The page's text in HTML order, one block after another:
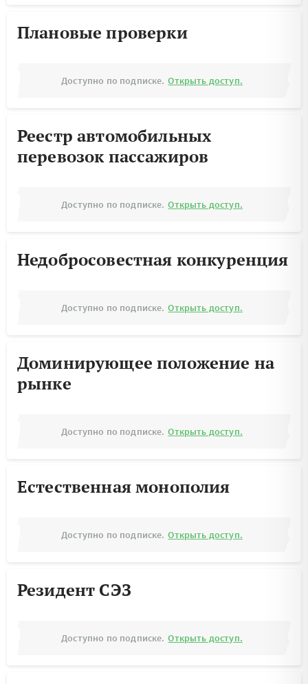
Плановые проверки
Доступно по подписке. Открыть доступ.
Реестр автомобильных
перевозок пассажиров
Доступно по подписке. Открыть доступ.
Недобросовестная конкуренция
Доступно по подписке. Открыть доступ.
Доминирующее положение на
рынке
Доступно по подписке. Открыть доступ.
Естественная монополия
Доступно по подписке. Открыть доступ.
Резидент СЭЗ
Доступно по подписке. Открыть доступ.